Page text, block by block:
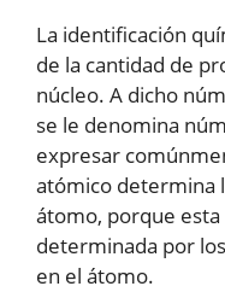
La identificación
de la cantidad de
núcleo. A dicho
se le denomina
expresar
atómico determina
átomo, porque
determinada por
en el átomo.